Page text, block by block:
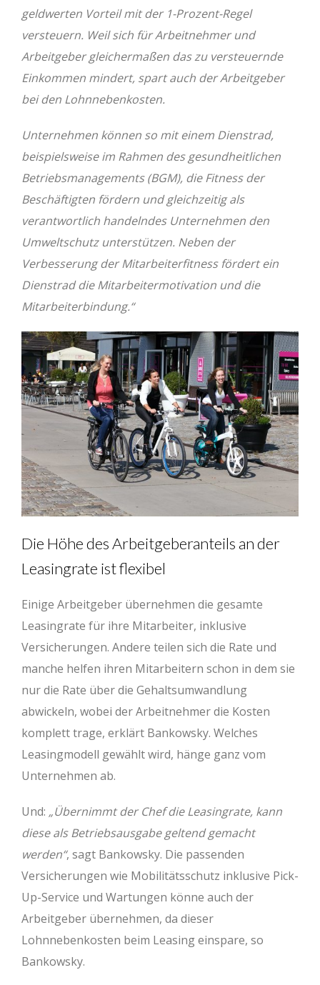
geldwerten Vorteil mit der 1-Prozent-Regel
versteuern. Weil sich für Arbeitnehmer und
Arbeitgeber gleichermaßen das zu versteuernde
Einkommen mindert, spart auch der Arbeitgeber
bei den Lohnnebenkosten.
Unternehmen können so mit einem Dienstrad,
beispielsweise im Rahmen des gesundheitlichen
Betriebsmanagements (BGM), die Fitness der
Beschäftigten fördern und gleichzeitig als
verantwortlich handelndes Unternehmen den
Umweltschutz unterstützen. Neben der
Verbesserung der Mitarbeiterfitness fördert ein
Dienstrad die Mitarbeitermotivation und die
Mitarbeiterbindung.“
Die Höhe des Arbeitgeberanteils an der
Leasingrate ist flexibel
Einige Arbeitgeber übernehmen die gesamte
Leasingrate für ihre Mitarbeiter, inklusive
Versicherungen. Andere teilen sich die Rate und
manche helfen ihren Mitarbeitern schon in dem sie
nur die Rate über die Gehaltsumwandlung
abwickeln, wobei der Arbeitnehmer die Kosten
komplett trage, erklärt Bankowsky. Welches
Leasingmodell gewählt wird, hänge ganz vom
Unternehmen ab.
Und: „Übernimmt der Chef die Leasingrate, kann
diese als Betriebsausgabe geltend gemacht
werden“, sagt Bankowsky. Die passenden
Versicherungen wie Mobilitätsschutz inklusive Pick-
Up-Service und Wartungen könne auch der
Arbeitgeber übernehmen, da dieser
Lohnnebenkosten beim Leasing einspare, so
Bankowsky.